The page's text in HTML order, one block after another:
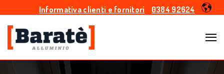
Informativa clienti e fornitori 0384 92624